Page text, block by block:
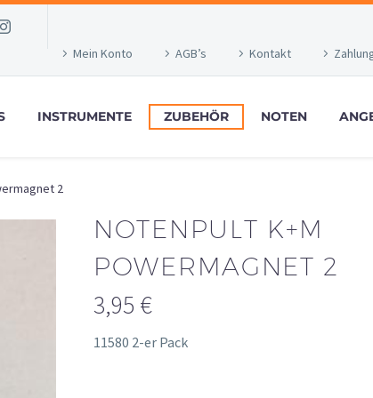
Mein Konto
AGB’s Kontakt
INSTRUMENTE ZUBEHÖR NOTEN
2
NOTENPULT K+M
POWERMAGNET 2
3,95 €
11580 2-er Pack